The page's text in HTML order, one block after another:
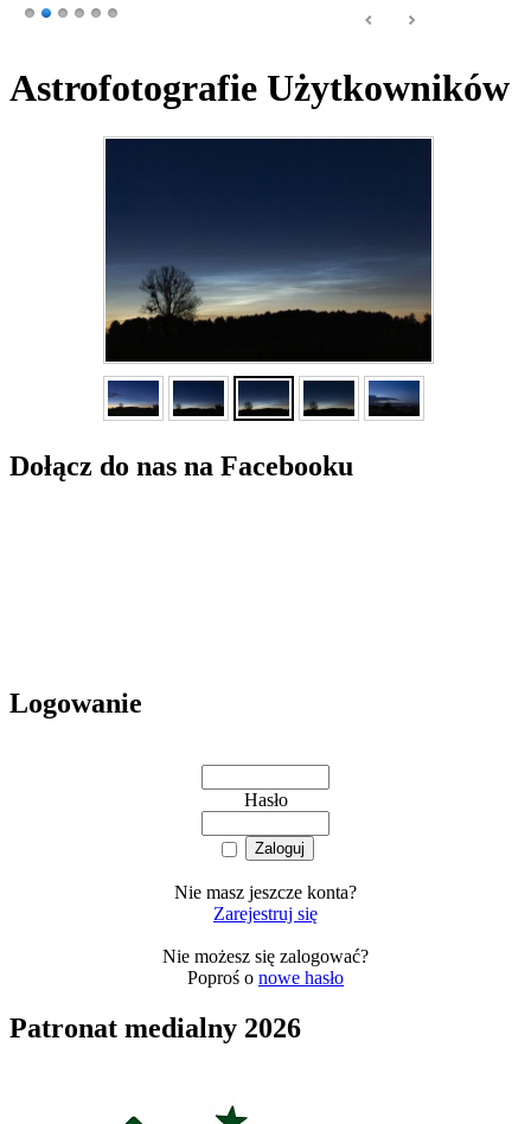
Astrofotografie Użytkowników
Dołącz do nas na Facebooku
Logowanie
Hasło
Nie masz jeszcze konta?
Zarejestruj się
Nie możesz się zalogować?
Poproś o nowe hasło
Patronat medialny 2026